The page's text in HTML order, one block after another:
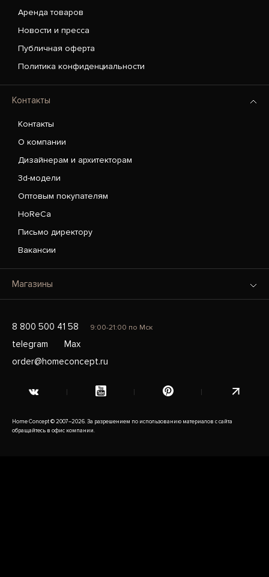
Аренда товаров
Новости и пресса
Публичная оферта
Политика конфиденциальности
Контакты
Контакты
О компании
Дизайнерам и архитекторам
3d-модели
Оптовым покупателям
HoReCa
Письмо директору
Вакансии
Магазины
8 800 500 41 58 9:00-21:00 по Мск
telegram
Max
order@homeconcept.ru
Home Concept © 2007–2026. За разрешением по использованию материалов с сайта
обращайтесь в офис компании.